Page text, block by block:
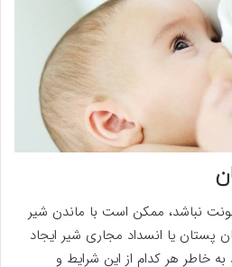
نباشد، ممکن است با ماندن شیر
پستان یا انسداد مجاری شیر ایجاد
خاطر هر کدام از این شرایط و